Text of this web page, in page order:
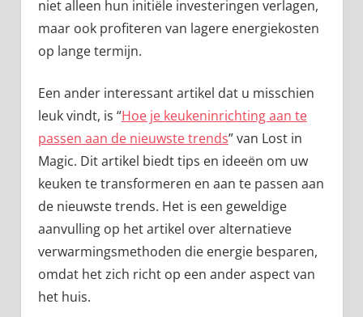
niet alleen hun initiële investeringen verlagen,
maar ook profiteren van lagere energiekosten
op lange termijn.
Een ander interessant artikel dat u misschien
leuk vindt, is “Hoe je keukeninrichting aan te
passen aan de nieuwste trends” van Lost in
Magic. Dit artikel biedt tips en ideeën om uw
keuken te transformeren en aan te passen aan
de nieuwste trends. Het is een geweldige
aanvulling op het artikel over alternatieve
verwarmingsmethoden die energie besparen,
omdat het zich richt op een ander aspect van
het huis.